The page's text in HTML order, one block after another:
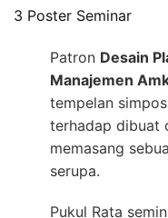
3 Poster Seminar
Patron Desain
Manajemen
tempelan
terhadap dibuat
memasang
serupa.
Pukul Rata